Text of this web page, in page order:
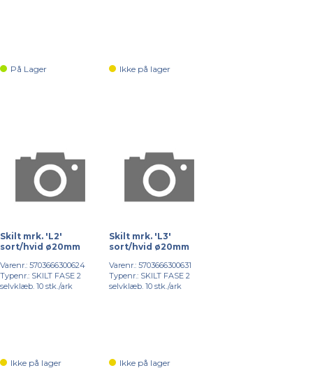
På Lager Ikke på lager
Skilt mrk. 'L2'
sort/hvid ø20mm
Varenr.: 5703666300624
Typenr.: SKILT FASE 2
selvklæb. 10 stk./ark
Ikke på lager
Skilt mrk. 'L3'
sort/hvid ø20mm
Varenr.: 5703666300631
Typenr.: SKILT FASE 2
selvklæb. 10 stk./ark
Ikke på lager